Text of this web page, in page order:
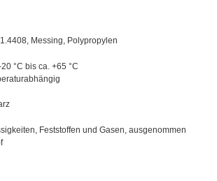
Messing, Polypropylen
°C bis ca. +65 °C
Feststoffen und Gasen, ausgenommen